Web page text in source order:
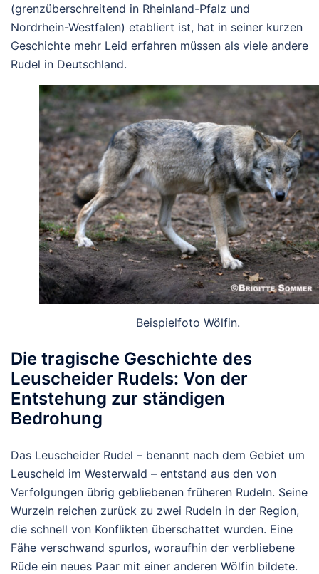
(grenzüberschreitend in Rheinland-Pfalz und
Nordrhein-Westfalen) etabliert ist, hat in seiner kurzen
Geschichte mehr Leid erfahren müssen als viele andere
Rudel in Deutschland.
Beispielfoto Wölfin.
Die tragische Geschichte des
Leuscheider Rudels: Von der
Entstehung zur ständigen
Bedrohung
Das Leuscheider Rudel – benannt nach dem Gebiet um
Leuscheid im Westerwald – entstand aus den von
Verfolgungen übrig gebliebenen früheren Rudeln. Seine
Wurzeln reichen zurück zu zwei Rudeln in der Region,
die schnell von Konflikten überschattet wurden. Eine
Fähe verschwand spurlos, woraufhin der verbliebene
Rüde ein neues Paar mit einer anderen Wölfin bildete.